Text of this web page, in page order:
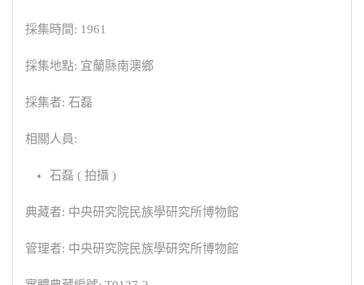
採集時間: 1961
採集地點: 宜蘭縣南澳鄉
採集者: 石磊
相關人員:
石磊 ( 拍攝 )
典藏者: 中央研究院民族學研究所博物館
管理者: 中央研究院民族學研究所博物館